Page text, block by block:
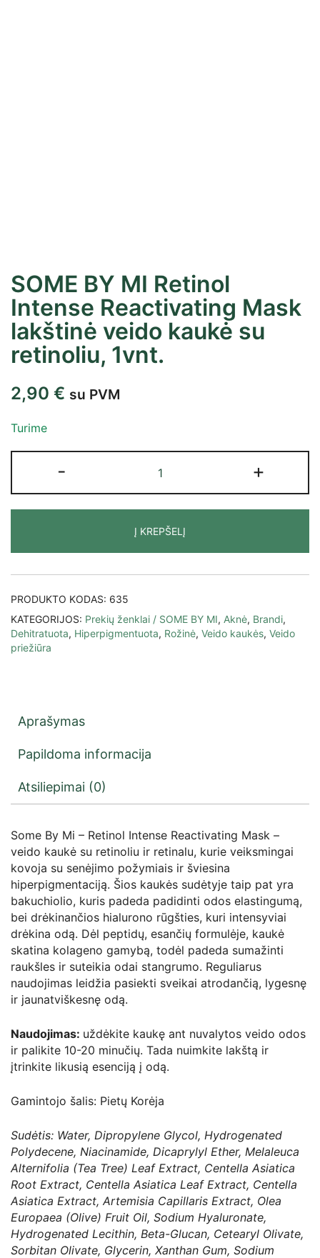
SOME BY MI Retinol
Intense Reactivating Mask
lakštinė veido kaukė su
retinoliu, 1vnt.
2,90 € su PVM
Turime
- +
Į KREPŠELĮ
PRODUKTO KODAS: 635
KATEGORIJOS: Prekių ženklai / SOME BY MI, Aknė, Brandi,
Dehitratuota, Hiperpigmentuota, Rožinė, Veido kaukės, Veido
priežiūra
Aprašymas
Papildoma informacija
Atsiliepimai (0)
Some By Mi – Retinol Intense Reactivating Mask –
veido kaukė su retinoliu ir retinalu, kurie veiksmingai
kovoja su senėjimo požymiais ir šviesina
hiperpigmentaciją. Šios kaukės sudėtyje taip pat yra
bakuchiolio, kuris padeda padidinti odos elastingumą,
bei drėkinančios hialurono rūgšties, kuri intensyviai
drėkina odą. Dėl peptidų, esančių formulėje, kaukė
skatina kolageno gamybą, todėl padeda sumažinti
raukšles ir suteikia odai stangrumo. Reguliarus
naudojimas leidžia pasiekti sveikai atrodančią, lygesnę
ir jaunatviškesnę odą.
Naudojimas: uždėkite kaukę ant nuvalytos veido odos
ir palikite 10-20 minučių. Tada nuimkite lakštą ir
įtrinkite likusią esenciją į odą.
Gamintojo šalis: Pietų Korėja
Sudėtis: Water, Dipropylene Glycol, Hydrogenated
Polydecene, Niacinamide, Dicaprylyl Ether, Melaleuca
Alternifolia (Tea Tree) Leaf Extract, Centella Asiatica
Root Extract, Centella Asiatica Leaf Extract, Centella
Asiatica Extract, Artemisia Capillaris Extract, Olea
Europaea (Olive) Fruit Oil, Sodium Hyaluronate,
Hydrogenated Lecithin, Beta-Glucan, Cetearyl Olivate,
Sorbitan Olivate, Glycerin, Xanthan Gum, Sodium